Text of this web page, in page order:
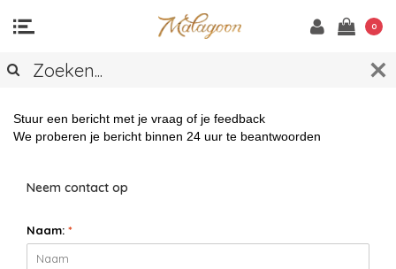
0
CONTACT
Stuur een bericht met je vraag of je feedback
We proberen je bericht binnen 24 uur te beantwoorden
Neem contact op
Naam: *